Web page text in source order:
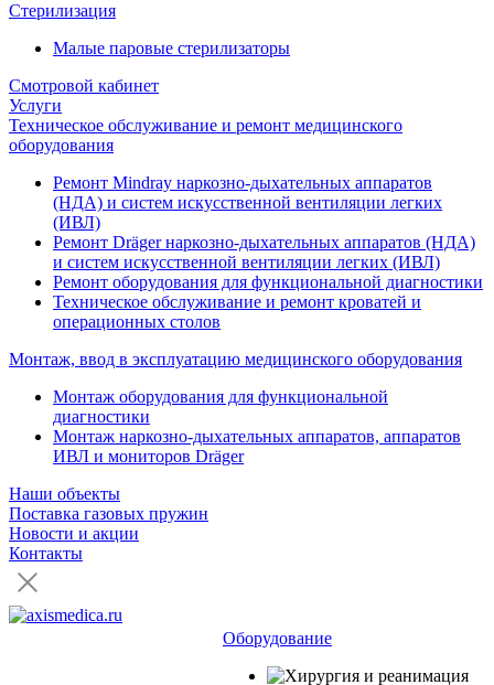
Стерилизация
Малые паровые стерилизаторы
Смотровой кабинет
Услуги
Техническое обслуживание и ремонт медицинского
оборудования
Ремонт Mindray наркозно-дыхательных аппаратов
(НДА) и систем искусственной вентиляции легких
(ИВЛ)
Ремонт Dräger наркозно-дыхательных аппаратов (НДА)
и систем искусственной вентиляции легких (ИВЛ)
Ремонт оборудования для функциональной диагностики
Техническое обслуживание и ремонт кроватей и
операционных столов
Монтаж, ввод в эксплуатацию медицинского оборудования
Монтаж оборудования для функциональной
диагностики
Монтаж наркозно-дыхательных аппаратов, аппаратов
ИВЛ и мониторов Dräger
Наши объекты
Поставка газовых пружин
Новости и акции
Контакты
Оборудование